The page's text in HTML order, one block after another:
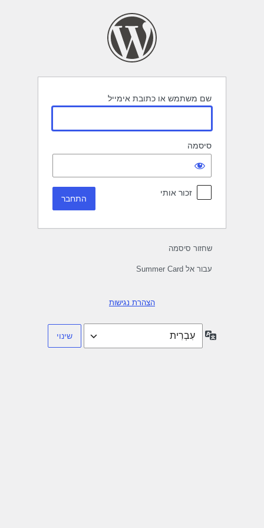
שם משתמש או כתובת אימייל
סיסמה
זכור אותי
שחזור סיסמה
עבור אל Summer Card
הצהרת נגישות
שפה